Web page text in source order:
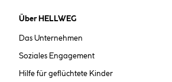
Über HELLWEG
Das Unternehmen
Soziales Engagement
Hilfe für geflüchtete Kinder